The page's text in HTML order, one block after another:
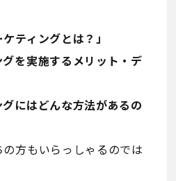
ティングとは？」
グを実施するメリット・デ
グにはどんな方法があるの
方もいらっしゃるのでは